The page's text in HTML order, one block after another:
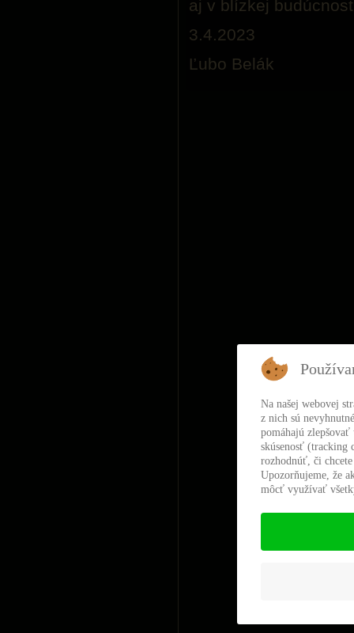
aj v blízkej
3.4.2023
Ľubo Belák
Na našej webovej
z nich sú
pomáhajú
skúsenosť (tracking
rozhodnúť, či
Upozorňujeme, že
môcť využívať